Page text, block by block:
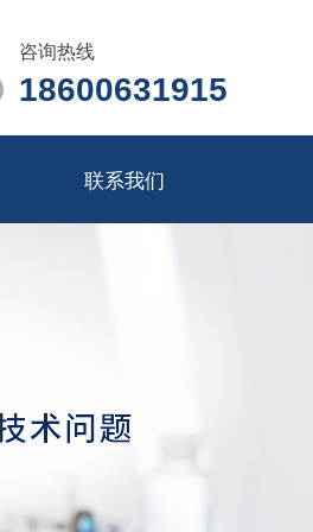
咨询热线
18600631915
联系我们